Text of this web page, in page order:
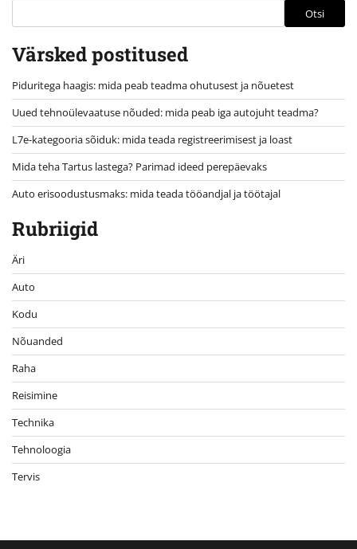
Otsi
Värsked postitused
Piduritega haagis: mida peab teadma ohutusest ja nõuetest
Uued tehnoülevaatuse nõuded: mida peab iga autojuht teadma?
L7e-kategooria sõiduk: mida teada registreerimisest ja loast
Mida teha Tartus lastega? Parimad ideed perepäevaks
Auto erisoodustusmaks: mida teada tööandjal ja töötajal
Rubriigid
Äri
Auto
Kodu
Nõuanded
Raha
Reisimine
Technika
Tehnoloogia
Tervis